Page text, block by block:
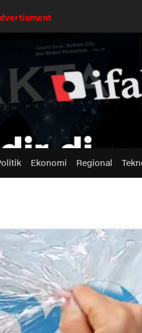
Ekonomi Regional